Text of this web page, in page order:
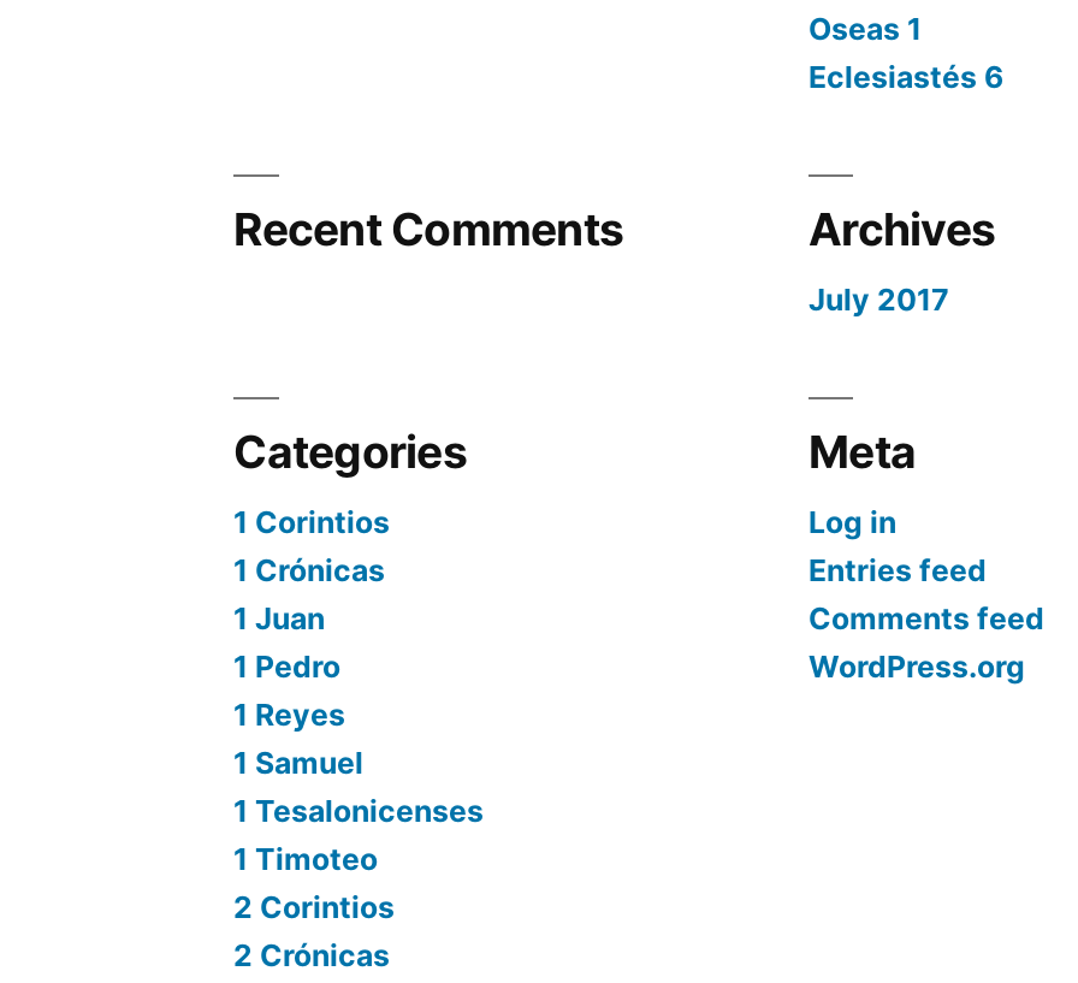
Oseas 1
Eclesiastés 6
Recent Comments Archives
July 2017
Categories
1 Corintios
1 Crónicas
1 Juan
1 Pedro
1 Reyes
1 Samuel
1 Tesalonicenses
1 Timoteo
2 Corintios
2 Crónicas
Meta
Log in
Entries feed
Comments feed
WordPress.org